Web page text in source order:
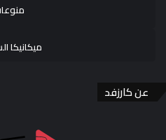
ميكانيكا
عن كارزفد